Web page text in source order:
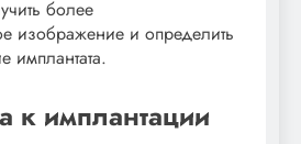
более
изображение и определить
имплантата.
к имплантации